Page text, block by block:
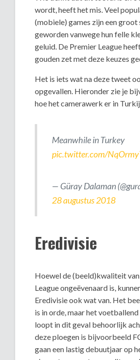
wordt, heeft het mis. Veel
(mobiele) games zijn een groot
geworden vanwege hun felle
geluid. De Premier League
gouden zet met deze keuzes
Het is iets wat na deze tweet
opgevallen. Hieronder zie je
hoe het camerawerk er in
Meanwhile in Turkey
pic.twitter.com/
— Güray Dalaman
28 augustus 2018
Eredivisie
Hoewel de (beeld)kwaliteit
League ongeëvenaard is,
Eredivisie ook wat van. Het
is in orde, maar het
loopt in dit geval behoorlijk
deze ploegen is bijvoorbeeld
gaan een lastig debuutjaar op